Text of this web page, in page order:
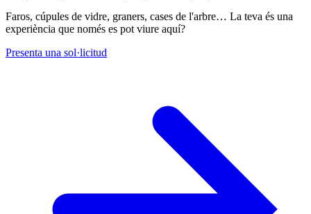
Faros, cúpules de vidre, graners, cases de l'arbre… La teva és una
experiència que només es pot viure aquí?
Presenta una sol·licitud